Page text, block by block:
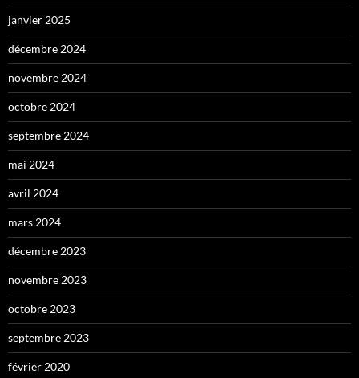
janvier 2025
décembre 2024
novembre 2024
octobre 2024
septembre 2024
mai 2024
avril 2024
mars 2024
décembre 2023
novembre 2023
octobre 2023
septembre 2023
février 2020